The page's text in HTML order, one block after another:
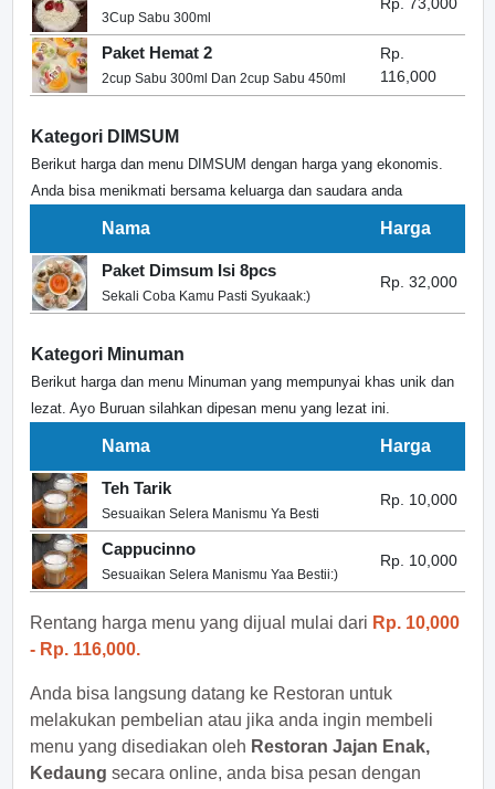
3Cup Sabu 300ml
Paket Hemat 2
2cup Sabu 300ml Dan 2cup Sabu 450ml
Rp.
116,000
Kategori DIMSUM
Berikut harga dan menu DIMSUM dengan harga yang ekonomis.
Anda bisa menikmati bersama keluarga dan saudara anda
Nama Harga
Paket Dimsum Isi 8pcs
Sekali Coba Kamu Pasti Syukaak:)
Rp. 32,000
Kategori Minuman
Berikut harga dan menu Minuman yang mempunyai khas unik dan
lezat. Ayo Buruan silahkan dipesan menu yang lezat ini.
Nama Harga
Teh Tarik
Sesuaikan Selera Manismu Ya Besti
Rp. 10,000
Cappucinno
Sesuaikan Selera Manismu Yaa Bestii:)
Rp. 10,000
Rentang harga menu yang dijual mulai dari Rp. 10,000
- Rp. 116,000.
Anda bisa langsung datang ke Restoran untuk
melakukan pembelian atau jika anda ingin membeli
menu yang disediakan oleh Restoran Jajan Enak,
Kedaung secara online, anda bisa pesan dengan